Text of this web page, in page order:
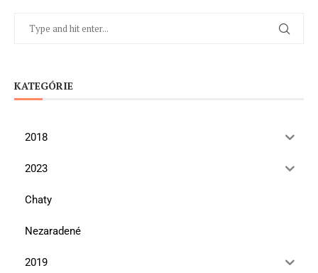
KATEGÓRIE
2018
2023
Chaty
Nezaradené
2019